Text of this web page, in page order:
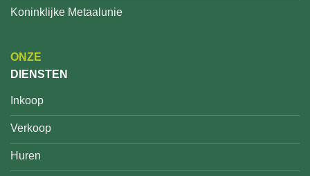
Koninklijke Metaalunie
ONZE
DIENSTEN
Inkoop
Verkoop
Huren